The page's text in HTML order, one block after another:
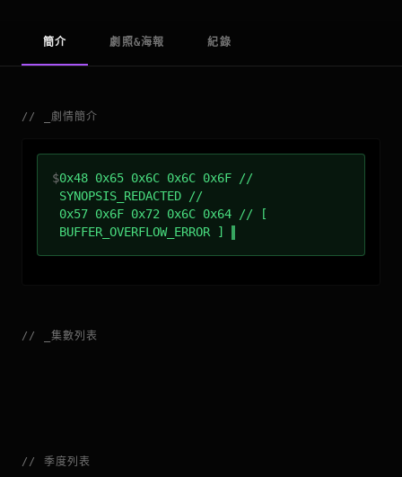
簡介 劇照&海報 紀錄
// 劇情簡介
$0x48 0x65 0x6C 0x6C 0x6F //
SYNOPSIS_REDACTED //
0x57 0x6F 0x72 0x6C 0x64 // [
BUFFER_OVERFLOW_ERROR ]
// 集數列表
// 季度列表